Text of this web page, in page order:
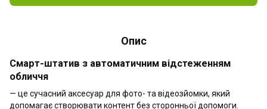
Опис
Смарт-штатив з автоматичним відстеженням
обличчя
— це сучасний аксесуар для фото- та відеозйомки, який
допомагає створювати контент без сторонньої допомоги.